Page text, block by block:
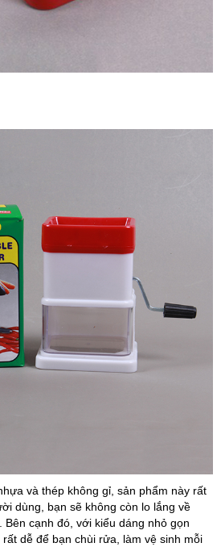
và thép không gỉ, sản phẩm này rất
dùng, bạn sẽ không còn lo lắng về
Bên cạnh đó, với kiểu dáng nhỏ gọn
dễ để bạn chùi rửa, làm vệ sinh mỗi